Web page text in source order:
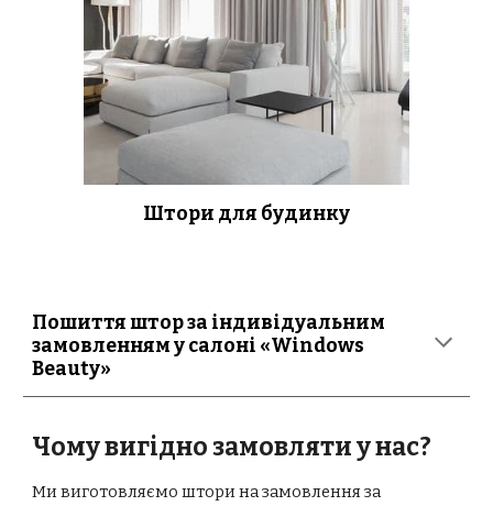
Штори для будинку
Пошиття штор за індивідуальним
замовленням у салоні «Windows
Beauty»
Чому вигідно замовляти у нас?
Ми виготовляємо штори на замовлення за